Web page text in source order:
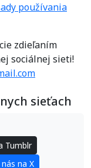
používania
zdieľaním
sociálnej sieti!
sieťach
Tumblr
na X